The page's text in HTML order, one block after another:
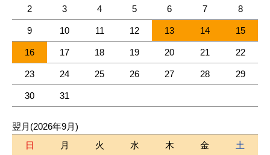
2 3 4 5 6 7 8
9 10 11 12 13 14 15
16 17 18 19 20 21 22
23 24 25 26 27 28 29
30 31
翌月(2026年9月)
日
月 火 水 木 金 土